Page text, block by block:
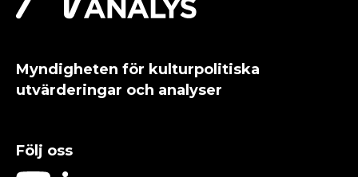
Myndigheten för kulturpolitiska
utvärderingar och analyser
Följ oss